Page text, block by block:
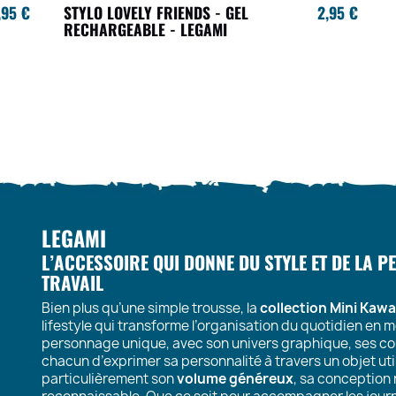
€ STYLO LOVELY FRIENDS - GEL
RECHARGEABLE - LEGAMI
2,95 €
LEGAMI
L’ACCESSOIRE QUI DONNE DU STYLE ET DE LA
TRAVAIL
Bien plus qu’une simple trousse, lacollection Mini
lifestyle qui transforme l’organisation du quotidien en
personnage unique, avec son univers graphique, ses
chacun d’exprimer sa personnalité à travers un objet
particulièrement sonvolume généreux, sa